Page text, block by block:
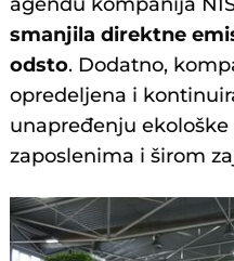
smanjila direktne
odsto. Dodatno,
opredeljena i
unapređenju
zaposlenima i širom